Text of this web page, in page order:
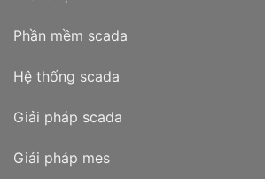
Phần mềm scada
Hệ thống scada
Giải pháp scada
Giải pháp mes